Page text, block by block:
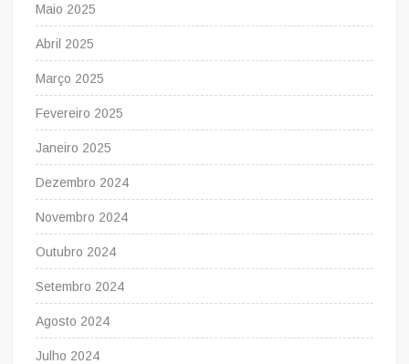
Maio 2025
Abril 2025
Março 2025
Fevereiro 2025
Janeiro 2025
Dezembro 2024
Novembro 2024
Outubro 2024
Setembro 2024
Agosto 2024
Julho 2024